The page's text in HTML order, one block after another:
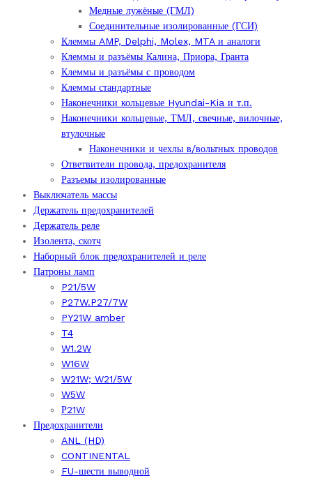
странице
товара.
на
странице
товара.
Медные лужёные (ГМЛ)
Соединительные изолированные (ГСИ)
Клеммы AMP, Delphi, Molex, MTA и аналоги
Клеммы и разъёмы Калина, Приора, Гранта
Клеммы и разъёмы с проводом
Клеммы стандартные
Наконечники кольцевые Hyundai-Kia и т.п.
Наконечники кольцевые, ТМЛ, свечные, вилочные,
втулочные
Наконечники и чехлы в/вольтных проводов
Ответвители провода, предохранителя
Разъемы изолированные
Выключатель массы
Держатель предохранителей
Держатель реле
Изолента, скотч
Наборный блок предохранителей и реле
Патроны ламп
P21/5W
P27W.P27/7W
PY21W amber
T4
W1.2W
W16W
W21W; W21/5W
W5W
Р21W
Предохранители
ANL (HD)
CONTINENTAL
FU-шести выводной